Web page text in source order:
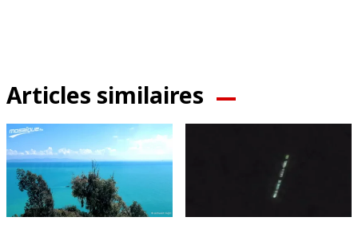
Articles similaires